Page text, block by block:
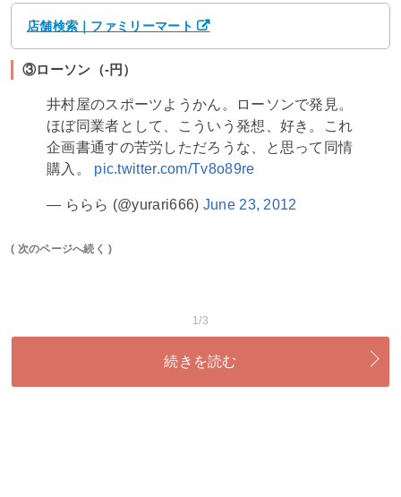
店舗検索｜ファミリーマート
③ローソン（‐円）
井村屋のスポーツようかん。ローソンで発見。
ほぼ同業者として、こういう発想、好き。これ
企画書通すの苦労しただろうな、と思って同情
購入。 pic.twitter.com/Tv8o89re
— ららら (@yurari666) June 23, 2012
( 次のページへ続く )
1/3
続きを読む